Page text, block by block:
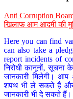
Anti Corruption
खिलाफ आम आदमी की
Here you can find
can also take a
report incidents of
निरोधी कानूनों, सूचना
जानकारी मिलेगी। आप
शपथ भी ले सकते हैं और
जानकारी भी दे सकते हैं।